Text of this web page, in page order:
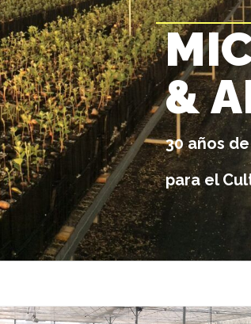
MI
& A
30 años
para el